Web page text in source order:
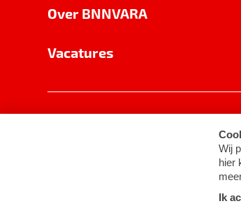
Over BNNVARA
Vacatures
Cookie-instellingen